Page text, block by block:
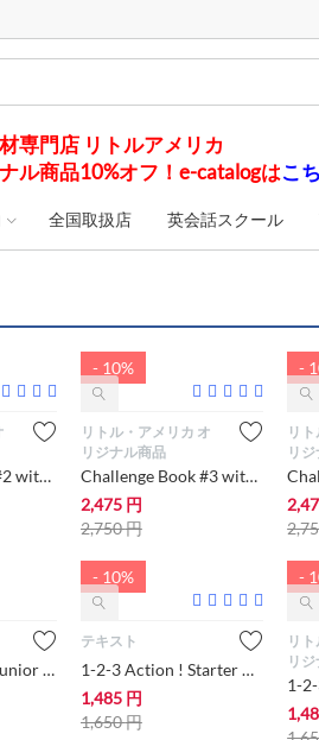
専門店 リトルアメリカ
ル商品10%オフ！e-catalogはこ
全国取扱店 英会話スクール
Challenge Book #2 with Audio【小学生向け英語教材】
- 10%
リトル・アメリカ オ
リジナル商品
Challenge Book #3 with Audio （中学/高校生用）【中学生・高校生にオススメ 英語教材・テキスト】
2,475 円
2,750円
-
リ
リ
Little America's Junior High Workbook【中学生・高校生にオススメ 英語教材・ワークブック】
- 10%
テキスト
1-2-3 Action ! Starter & CD【小学生にオススメ 英語教材・テキスト】
1,485 円
1,650円
-
リ
リ